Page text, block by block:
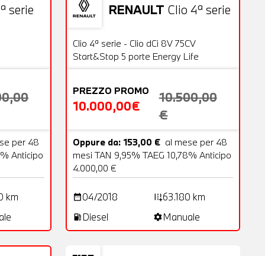
serie
18 Foto
per 48
Anticipo
km
RENAULT Clio 4ª serie
OFFERTA
Usato 20 Foto
Clio 4ª serie - Clio dCi 8V 75CV
Start&Stop 5 porte Energy Life
PREZZO PROMO
10.000,00€
10.500,00
€
Oppure da: 153,00 € al mese per 48
mesi TAN 9,95% TAEG 10,78% Anticipo
4.000,00 €
date_range04/2018 add_road63.180 km
local_gas_station Diesel settingsManuale